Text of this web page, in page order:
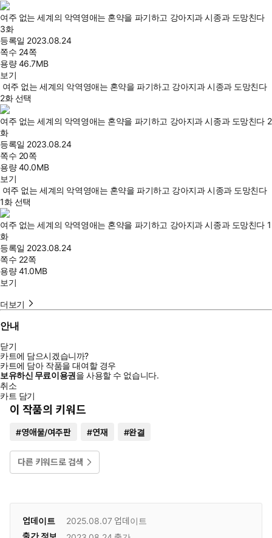
여주 없는 세계의 악역영애는 혼약을 파기하고 강아지과 시종과 도망친다
3화
등록일 2023.08.24
쪽수 24쪽
용량46.7MB
보기
여주 없는 세계의 악역영애는 혼약을 파기하고 강아지과 시종과 도망친다
2화 선택
여주 없는 세계의 악역영애는 혼약을 파기하고 강아지과 시종과 도망친다 2
화
등록일 2023.08.24
쪽수 20쪽
용량40.0MB
보기
여주 없는 세계의 악역영애는 혼약을 파기하고 강아지과 시종과 도망친다
1화 선택
여주 없는 세계의 악역영애는 혼약을 파기하고 강아지과 시종과 도망친다 1
화
등록일 2023.08.24
쪽수 22쪽
용량41.0MB
보기
더보기
안내
닫기
카트에 담으시겠습니까?
카트에 담아 작품을 대여할 경우
보유하신 무료이용권을 사용할 수 없습니다.
취소
카트 담기
이 작품의 키워드
#영애물/여주판 #연재 #완결
다른 키워드로 검색
업데이트 2025.08.07업데이트
출간 정보